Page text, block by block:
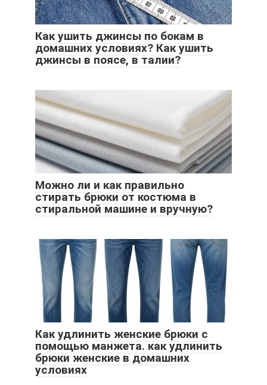
Как ушить джинсы по бокам в
домашних условиях? Как ушить
джинсы в поясе, в талии?
Можно ли и как правильно
стирать брюки от костюма в
стиральной машине и вручную?
Как удлинить женские брюки с
помощью манжета. как удлинить
брюки женские в домашних
условиях